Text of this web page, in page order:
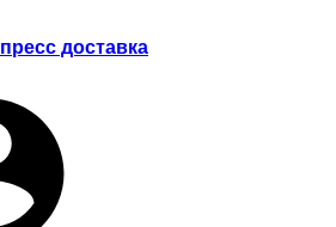
доставка